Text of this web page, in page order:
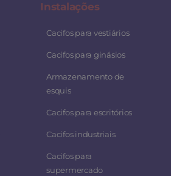
Instalações
Cacifos para vestiários
Cacifos para ginásios
Armazenamento de
esquis
Cacifos para escritórios
Cacifos industriais
Cacifos para
supermercado